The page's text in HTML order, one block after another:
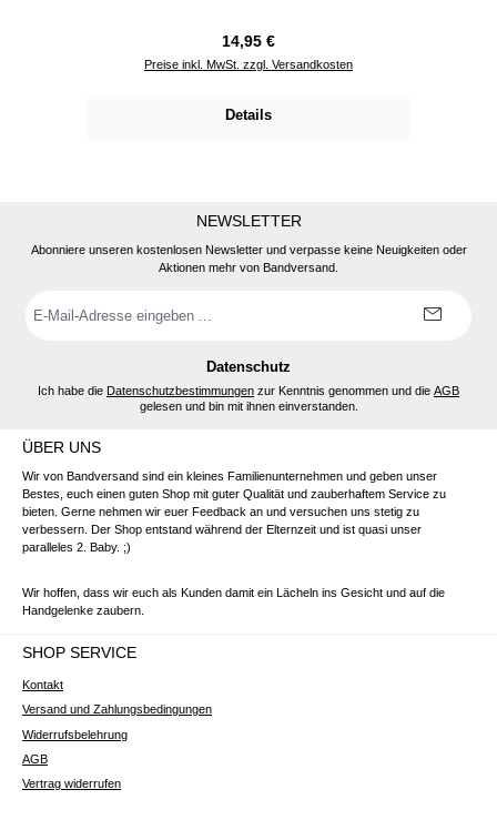
Regulärer Preis:
14,95 €
Preise inkl. MwSt. zzgl. Versandkosten
Details
NEWSLETTER
Abonniere unseren kostenlosen Newsletter und verpasse keine Neuigkeiten oder
Aktionen mehr von Bandversand.
Mail-
Datenschutz
Ich habe die Datenschutzbestimmungen zur Kenntnis genommen und die AGB
gelesen und bin mit ihnen einverstanden.
ÜBER UNS
Wir von Bandversand sind ein kleines Familienunternehmen und geben unser
Bestes, euch einen guten Shop mit guter Qualität und zauberhaftem Service zu
bieten. Gerne nehmen wir euer Feedback an und versuchen uns stetig zu
verbessern. Der Shop entstand während der Elternzeit und ist quasi unser
paralleles 2. Baby. ;)
Wir hoffen, dass wir euch als Kunden damit ein Lächeln ins Gesicht und auf die
Handgelenke zaubern.
SHOP SERVICE
Kontakt
Versand und Zahlungsbedingungen
Widerrufsbelehrung
AGB
Vertrag widerrufen